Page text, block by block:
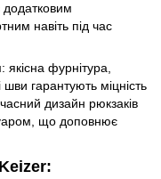
додатковим
навіть під час
якісна фурнітура,
шви гарантують міцність
дизайн рюкзаків
що доповнює